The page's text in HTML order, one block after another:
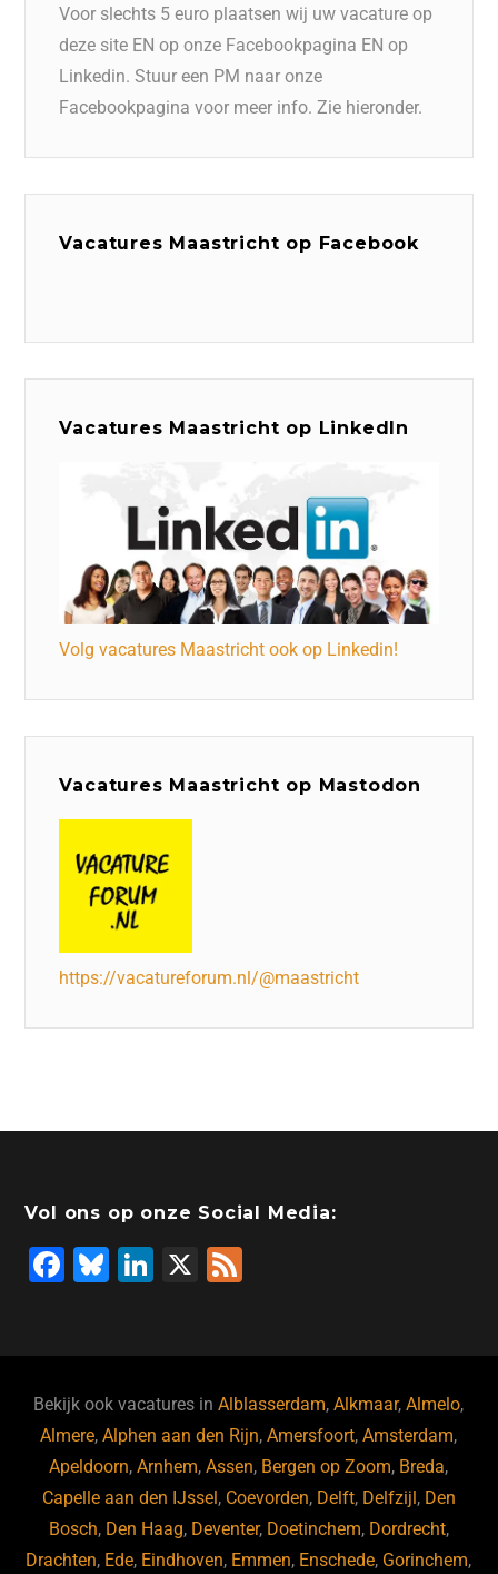
Voor slechts 5 euro plaatsen wij uw vacature op
deze site EN op onze Facebookpagina EN op
Linkedin. Stuur een PM naar onze
Facebookpagina voor meer info. Zie hieronder.
Vacatures Maastricht op Facebook
Vacatures Maastricht op LinkedIn
Volg vacatures Maastricht ook op Linkedin!
Vacatures Maastricht op Mastodon
https://vacatureforum.nl/@maastricht
Vol ons op onze Social Media:
F
b
o
o
k
Bl
ky
Li
dI
n
X
Bekijk ook vacatures inAlblasserdam,Alkmaar,Almelo,
Almere,Alphen aan den Rijn,Amersfoort,Amsterdam,
Apeldoorn,Arnhem,Assen, Bergen op Zoom, Breda,
Capelle aan den IJssel, Coevorden, Delft, Delfzijl, Den
Bosch, Den Haag, Deventer, Doetinchem, Dordrecht,
Drachten, Ede, Eindhoven, Emmen, Enschede, Gorinchem,